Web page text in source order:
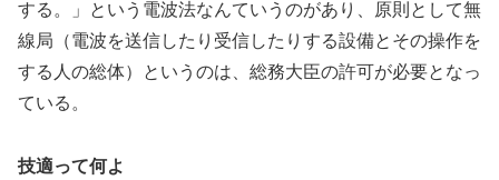
する。」という電波法なんていうのがあり、原則として無
線局（電波を送信したり受信したりする設備とその操作を
する人の総体）というのは、総務大臣の許可が必要となっ
ている。
技適って何よ